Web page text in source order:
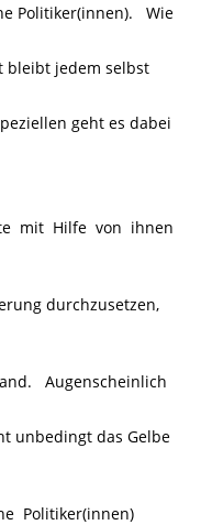
Politiker(innen). Wie
jedem selbst
geht es dabei
mit Hilfe von ihnen
durchzusetzen,
Augenscheinlich
unbedingt das Gelbe
Politiker(innen)